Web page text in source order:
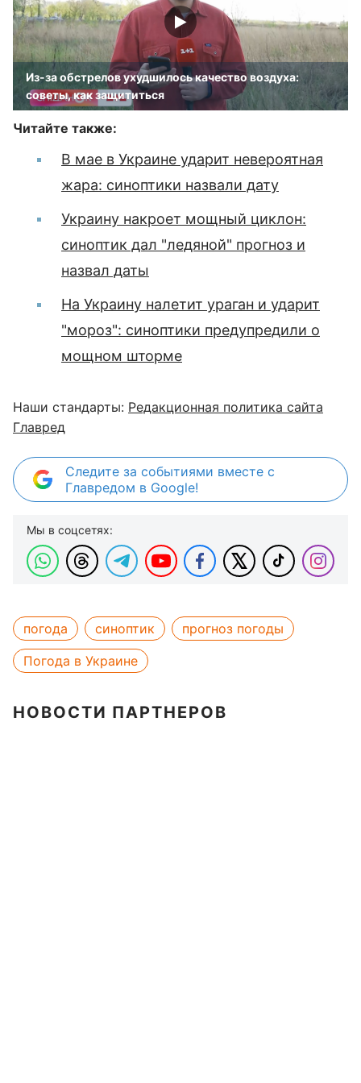
Из-за обстрелов ухудшилось качество воздуха:
советы, как защититься
Читайте также:
В мае в Украине ударит невероятная
жара: синоптики назвали дату
Украину накроет мощный циклон:
синоптик дал "ледяной" прогноз и
назвал даты
На Украину налетит ураган и ударит
"мороз": синоптики предупредили о
мощном шторме
Наши стандарты: Редакционная политика сайта
Главред
Следите за событиями вместе с
Главредом в Google!
Мы в соцсетях:
погода синоптик
прогноз погоды
Погода в Украине
НОВОСТИ ПАРТНЕРОВ